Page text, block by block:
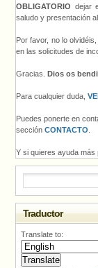
OBLIGATORIO dejar
saludo y presentación
Por favor, no lo
en las solicitudes de
Gracias. Dios os
Para cualquier duda,
Puedes ponerte en
sección CONTACTO
Y si quieres ayuda
Traductor
Translate to: